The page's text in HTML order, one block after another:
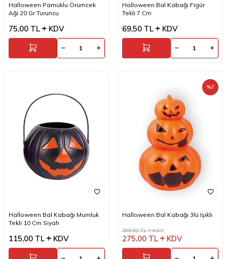
Halloween Pamuklu Örümcek
Ağı 20 Gr Turuncu
75,00 TL KDV
Halloween Bal Kabağı Figür
Tekli 7 Cm
69,50 TL KDV
Halloween Bal Kabağı Mumluk
Tekli 10 Cm Siyah
115,00 TL KDV
%7
Halloween Bal Kabağı 3lü Işıklı
295,00TL KDV
275,00 TL KDV